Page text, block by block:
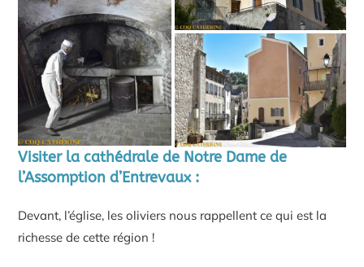
Visiter la cathédrale de Notre Dame de
l’Assomption d’Entrevaux :
Devant, l’église, les oliviers nous rappellent ce qui est la
richesse de cette région !